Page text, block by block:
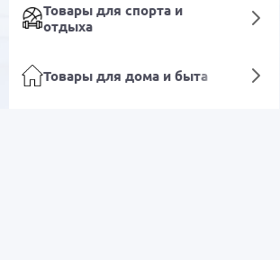
Товары для спорта и
отдыха
Товары для дома и быта